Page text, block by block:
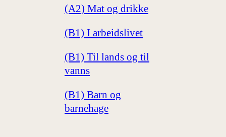
(A2) Mat og drikke
(B1) I arbeidslivet
(B1) Til lands og til
vanns
(B1) Barn og
barnehage